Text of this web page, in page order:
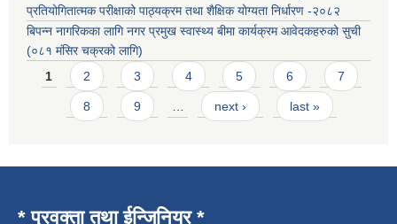
प्रतियोगितात्मक परीक्षाको पाठ्यक्रम तथा शैक्षिक योग्यता निर्धारण -२०८२
बिपन्न नागरिकका लागि नगर प्रमुख स्वास्थ्य बीमा कार्यक्रम आवेदकहरुको सुची
(०८१ मंसिर चक्रको लागि)
Pages
1 2 3 4 5 6 7
8 9 … next › last »
* प्रवक्ता तथा ईन्जिनियर *